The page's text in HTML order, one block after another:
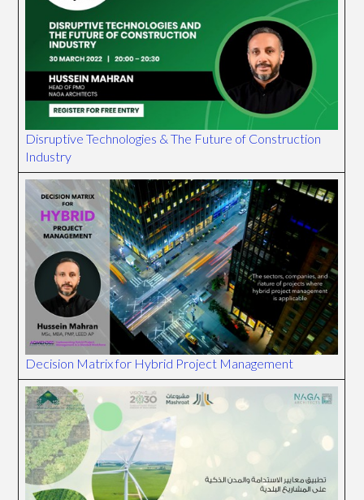
Disruptive Technologies & The Future of Construction
Industry
Decision Matrix for Hybrid Project Management